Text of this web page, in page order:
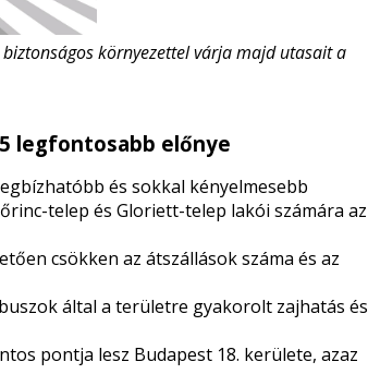
környezettel várja majd utasait a
legfontosabb előnye
és sokkal kényelmesebb
telep és Gloriett-telep lakói számára az
csökken az átszállások száma és az
által a területre gyakorolt zajhatás és
pontja lesz Budapest 18. kerülete, azaz